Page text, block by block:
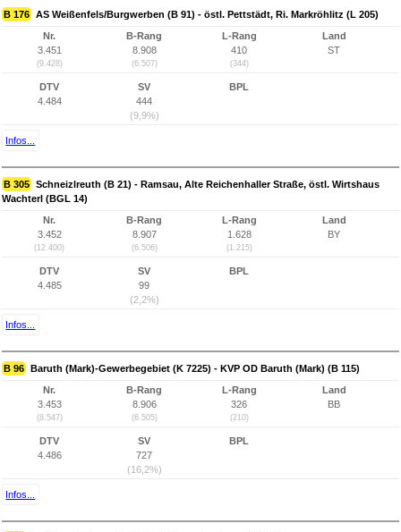
B 176 AS Weißenfels/Burgwerben (B 91) - östl. Pettstädt, Ri. Markröhlitz (L 205)
Nr.
3.451
(9.428)
B-Rang
8.908
(6.507)
L-Rang
410
(344)
Land
ST
DTV
4.484
SV
444
(9,9%)
BPL
Infos...
B 305 Schneizlreuth (B 21) - Ramsau, Alte Reichenhaller Straße, östl. Wirtshaus
Wachterl (BGL 14)
Nr.
3.452
(12.400)
B-Rang
8.907
(6.506)
L-Rang
1.628
(1.215)
Land
BY
DTV
4.485
SV
99
(2,2%)
BPL
Infos...
B 96 Baruth (Mark)-Gewerbegebiet (K 7225) - KVP OD Baruth (Mark) (B 115)
Nr.
3.453
(8.547)
B-Rang
8.906
(6.505)
L-Rang
326
(210)
Land
BB
DTV
4.486
SV
727
(16,2%)
BPL
Infos...